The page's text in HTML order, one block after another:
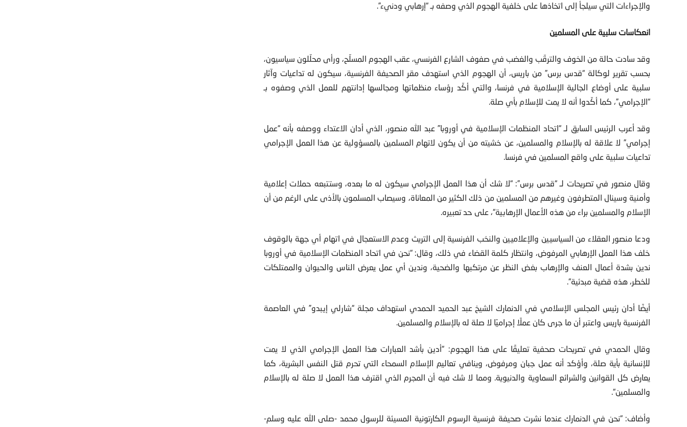
والإجراءات التي سيلجأ إلى اتخاذها على خلفية الهجوم الذي وصفه بـ “إرهابي ودنيء”.
انعكاسات سلبية على المسلمين
وقد سادت حالة من الخوف والترقّب والغضب في صفوف الشارع الفرنسي، عقب الهجوم المسلّح، ورأى محلّلون سياسيون،
بحسب تقرير لوكالة “قدس برس” من باريس، أن الهجوم الذي استهدف مقر الصحيفة الفرنسية، سيكون له تداعيات وآثار
سلبية على أوضاع الجالية الإسلامية في فرنسا، والتي أكّد رؤساء منظماتها ومجالسها إدانتهم للعمل الذي وصفوه بـ
“الإجرامي”، كما أكّدوا أنه لا يمت للإسلام بأي صلة.
وقد أعرب الرئيس السابق لـ “اتحاد المنظمات الإسلامية في أوروبا” عبد الله منصور، الذي أدان الاعتداء ووصفه بأنه “عمل
إجرامي” لا علاقة له بالإسلام والمسلمين، عن خشيته من أن يكون لاتهام المسلمين بالمسؤولية عن هذا العمل الإجرامي
تداعيات سلبية على واقع المسلمين في فرنسا.
وقال منصور في تصريحات لـ “قدس برس”: “لا شك أن هذا العمل الإجرامي سيكون له ما بعده، وستتبعه حملات إعلامية
وأمنية وسينال المتطرفون وغيرهم من المسلمين من ذلك الكثير من المعاناة، وسيصاب المسلمون بالأذى على الرغم من أن
الإسلام والمسلمين براء من هذه الأعمال الإرهابية“، على حد تعبيره.
ودعا منصور العقلاء من السياسيين والإعلاميين والنخب الفرنسية إلى التريث وعدم الاستعجال في اتهام أي جهة بالوقوف
خلف هذا العمل الإرهابي المرفوض، وانتظار كلمة القضاء في ذلك، وقال: “نحن في اتحاد المنظمات الإسلامية في أوروبا
ندين بشدة أعمال العنف والإرهاب بغض النظر عن مرتكبها والضحية، وندين أي عمل يعرض الناس والحيوان والممتلكات
للخطر، هذه قضية مبدئية“.
أيضًا أدان رئيس المجلس الإسلامي في الدنمارك الشيخ عبد الحميد الحمدي استهداف مجلة “شارلي إيبدو” في العاصمة
الفرنسية باريس واعتبر أن ما جرى كان عملًا إجراميًا لا صلة له بالإسلام والمسلمين.
وقال الحمدي في تصريحات صحفية تعليقًا على هذا الهجوم: “أدين بأشد العبارات هذا العمل الإجرامي الذي لا يمت
للإنسانية بأية صلة، وأؤكد أنه عمل جبان ومرفوض، وينافي تعاليم الإسلام السمحاء التي تحرم قتل النفس البشرية، كما
يعارض كل القوانين والشرائع السماوية والدنيوية. ومما لا شك فيه أن المجرم الذي اقترف هذا العمل لا صلة له بالإسلام
والمسلمين“.
وأضاف: “نحن في الدنمارك عندما نشرت صحيفة فرنسية الرسوم الكارتونية المسيئة للرسول محمد -صلى الله عليه وسلم-